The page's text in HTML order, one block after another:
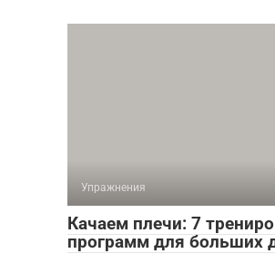
Упражнения
Качаем плечи: 7
программ для больших